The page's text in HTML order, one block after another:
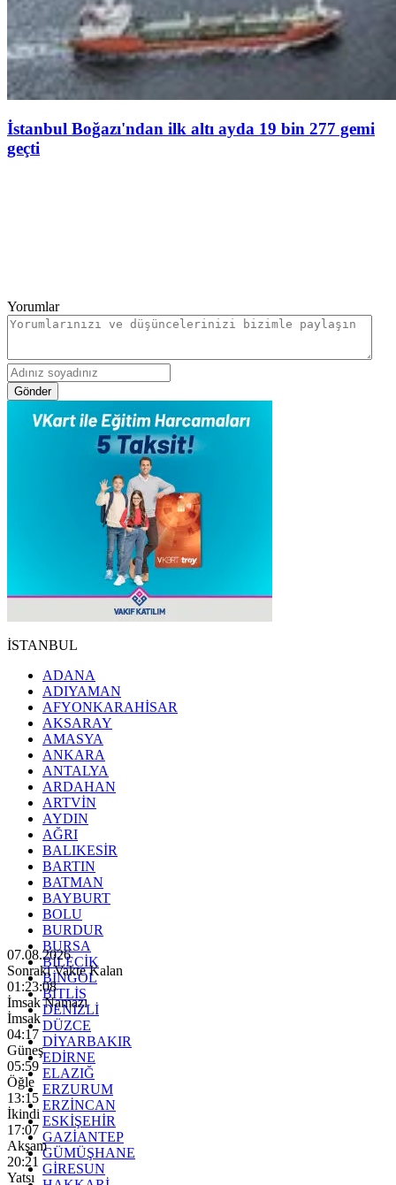
İstanbul Boğazı'ndan ilk altı ayda 19 bin 277 gemi
geçti
Yorumlar
Gönder
İSTANBUL
ADANA
ADIYAMAN
AFYONKARAHİSAR
AKSARAY
AMASYA
ANKARA
ANTALYA
ARDAHAN
ARTVİN
AYDIN
AĞRI
BALIKESİR
BARTIN
BATMAN
BAYBURT
BOLU
BURDUR
BURSA
BİLECİK
BİNGÖL
BİTLİS
DENİZLİ
DÜZCE
DİYARBAKIR
EDİRNE
ELAZIĞ
ERZURUM
ERZİNCAN
ESKİŞEHİR
GAZİANTEP
GÜMÜŞHANE
GİRESUN
07.08.2026
Sonraki Vakte Kalan
01:23:06
İmsak Namazı
İmsak
04:17
Güneş
05:59
Öğle
13:15
İkindi
17:07
Akşam
20:21
Yatsı